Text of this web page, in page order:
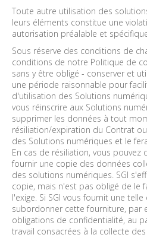
Toute autre utilisation des
leurs éléments constitue une
autorisation préalable et
Sous réserve des conditions de
conditions de notre Politique de
sans y être obligé - conserver et
une période raisonnable pour
d'utilisation des Solutions
vous réinscrire aux Solutions
supprimer les données à tout
résiliation/expiration du Contrat
des Solutions numériques et le
En cas de résiliation, vous pouvez
fournir une copie des données
des solutions numériques. SGI
copie, mais n'est pas obligé de le
l'exige. Si SGI vous fournit une telle
subordonner cette fourniture, par
obligations de confidentialité, au
travail consacrées à la collecte